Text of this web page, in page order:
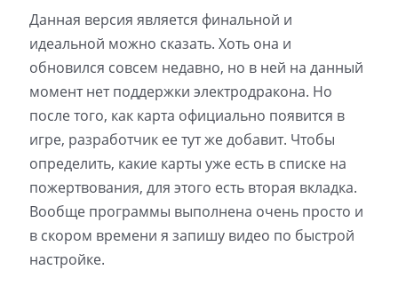
Данная версия является финальной и
идеальной можно сказать. Хоть она и
обновился совсем недавно, но в ней на данный
момент нет поддержки электродракона. Но
после того, как карта официально появится в
игре, разработчик ее тут же добавит. Чтобы
определить, какие карты уже есть в списке на
пожертвования, для этого есть вторая вкладка.
Вообще программы выполнена очень просто и
в скором времени я запишу видео по быстрой
настройке.